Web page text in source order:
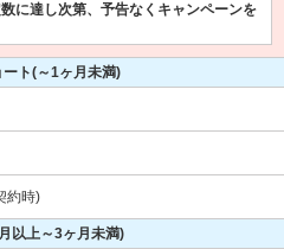
に達し次第、予告なくキャンペーンを
ト(～1ヶ月未満)
約時)
以上～3ヶ月未満)